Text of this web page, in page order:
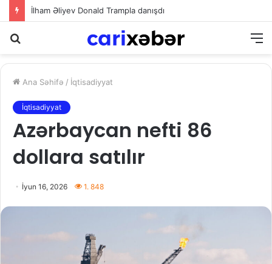
İlham Əliyev Donald Trampla danışdı
Ana Səhifə / İqtisadiyyat
İqtisadiyyat
Azərbaycan nefti 86
dollara satılır
İyun 16, 2026 1. 848